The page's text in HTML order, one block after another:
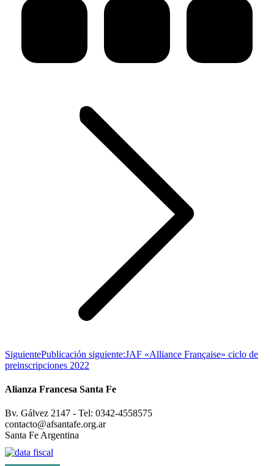
SiguientePublicación siguiente:JAF «Alliance Française» ciclo de
preinscripciones 2022
Alianza Francesa Santa Fe
Bv. Gálvez 2147 - Tel: 0342-4558575
contacto@afsantafe.org.ar
Santa Fe Argentina